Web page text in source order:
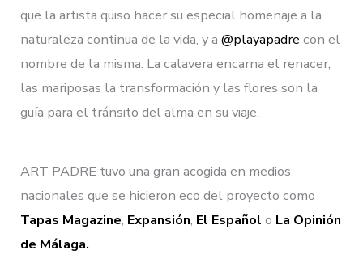
que la artista quiso hacer su especial homenaje a la
naturaleza continua de la vida, y a@playapadre con el
nombre de la misma. La calavera encarna el renacer,
las mariposas la transformación y las flores son la
guía para el tránsito del alma en su viaje.
ART PADRE tuvo una gran acogida en medios
nacionales que se hicieron eco del proyecto como
Tapas Magazine, Expansión, El Español o La Opinión
de Málaga.